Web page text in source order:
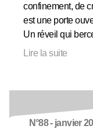
confinement, de
est une porte
Un réveil qui
Lire la suite
N°88 - janvier